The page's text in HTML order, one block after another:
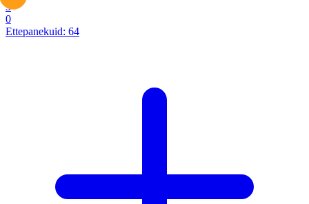
3
0
Ettepanekuid: 64